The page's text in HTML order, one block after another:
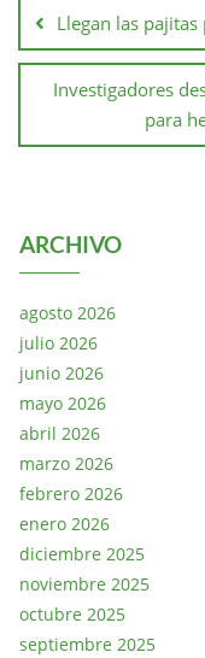
Llegan las
Investigadores
para
ARCHIVO
agosto 2026
julio 2026
junio 2026
mayo 2026
abril 2026
marzo 2026
febrero 2026
enero 2026
diciembre 2025
noviembre 2025
octubre 2025
septiembre 2025